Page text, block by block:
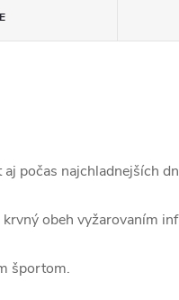
počas najchladnejších
obeh vyžarovaním
športom.